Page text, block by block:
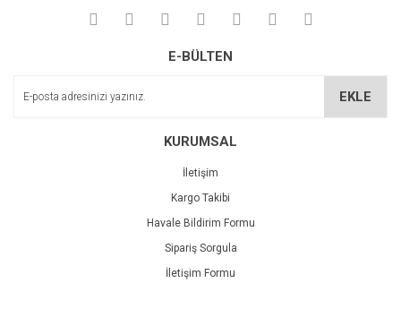
Yorum Yaz
Ürün açıklamasında eksik bilgiler bulunuyor.
Bu ürüne benzer farklı alternatifler olmalı.
Gönder
E-BÜLTEN
EKLE
KURUMSAL
İletişim
Kargo Takibi
Havale Bildirim Formu
Sipariş Sorgula
İletişim Formu